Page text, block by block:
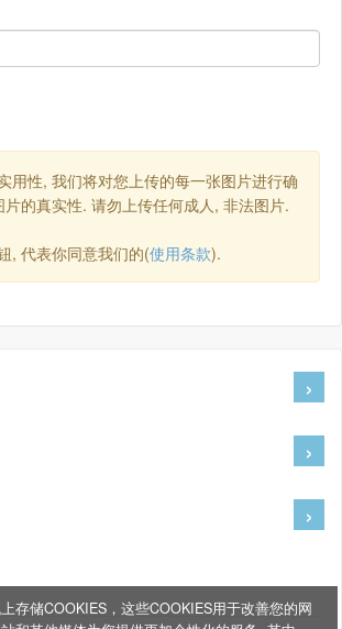
用性, 我们将对您上传的每一张图片进行确
的真实性. 请勿上传任何成人, 非法图片.
, 代表你同意我们的(使用条款).
存储COOKIES，这些COOKIES用于改善您的网